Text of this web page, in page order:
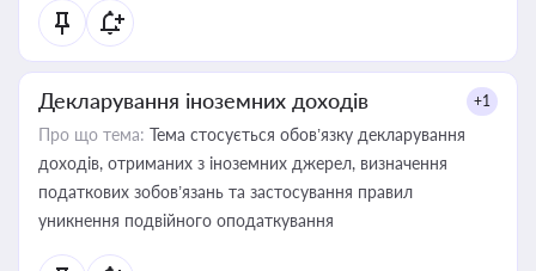
Декларування іноземних доходів +1
Про що тема: Тема стосується обов’язку декларування
доходів, отриманих з іноземних джерел, визначення
податкових зобов’язань та застосування правил
уникнення подвійного оподаткування